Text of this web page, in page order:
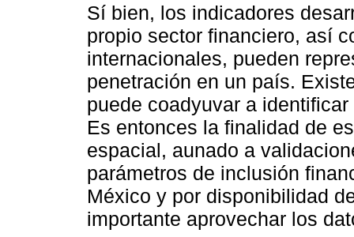
Sí bien, los indicadores
propio sector financiero, así
internacionales, pueden
penetración en un país.
puede coadyuvar a
Es entonces la finalidad de
espacial, aunado a
parámetros de inclusión
México y por disponibilidad
importante aprovechar los